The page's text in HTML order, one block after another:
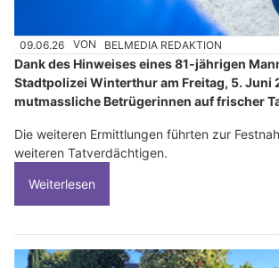
09.06.26 VON BELMEDIA REDAKTION
Dank des Hinweises eines 81-jährigen
Stadtpolizei Winterthur am Freitag, 5. Juni
mutmassliche Betrügerinnen auf frischer
Die weiteren Ermittlungen führten zur
weiteren Tatverdächtigen.
Weiterlesen